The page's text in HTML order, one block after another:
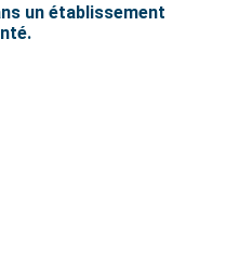
un établissement